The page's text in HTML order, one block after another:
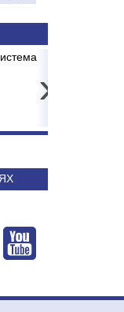
BLACK
›